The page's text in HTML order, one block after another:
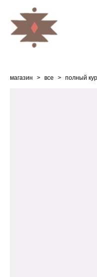
магазин > все > полный